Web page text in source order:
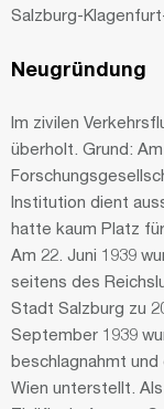
Salzburg-
Neugründung
Im zivilen
überholt. Grund:
Institution dient
hatte kaum Platz
Am 22. Juni 1939
seitens des
Stadt Salzburg zu
September 1939
beschlagnahmt und
Wien unterstellt.